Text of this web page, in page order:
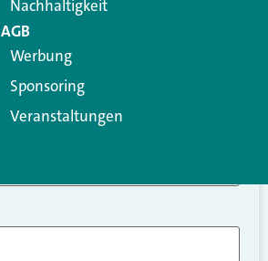
Nachhaltigkeit
AGB
Werbung
Sponsoring
Veranstaltungen